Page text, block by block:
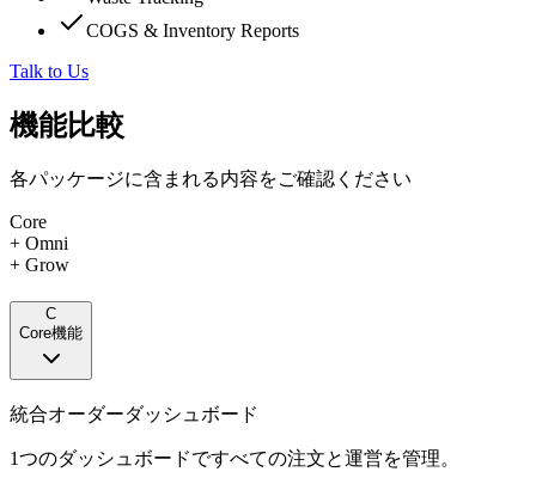
COGS & Inventory Reports
Talk to Us
機能比較
各パッケージに含まれる内容をご確認ください
Core
+ Omni
+ Grow
C
Core機能
統合オーダーダッシュボード
1つのダッシュボードですべての注文と運営を管理。